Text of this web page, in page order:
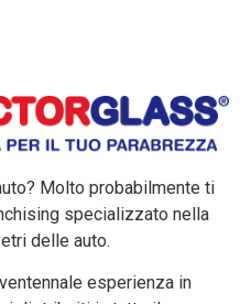
Molto probabilmente ti
specializzato nella
delle auto.
esperienza in